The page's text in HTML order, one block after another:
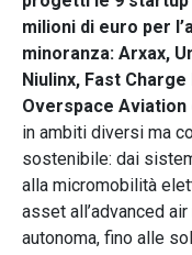
milioni di euro per
minoranza: Arxax,
Niulinx, Fast
Overspace
in ambiti diversi ma
sostenibile: dai
alla micromobilità
asset all’advanced
autonoma, fino alle